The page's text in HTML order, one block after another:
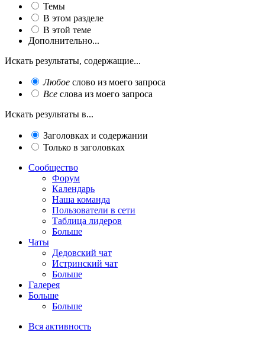
Темы
В этом разделе
В этой теме
Дополнительно...
Искать результаты, содержащие...
Любое слово из моего запроса
Все слова из моего запроса
Искать результаты в...
Заголовках и содержании
Только в заголовках
Сообщество
Форум
Календарь
Наша команда
Пользователи в сети
Таблица лидеров
Больше
Чаты
Дедовский чат
Истринский чат
Больше
Галерея
Больше
Больше
Вся активность